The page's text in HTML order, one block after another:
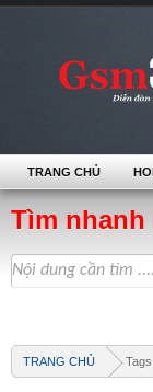
Tìm nhanh
TRANG CHỦ Tags
TRANG CHỦ